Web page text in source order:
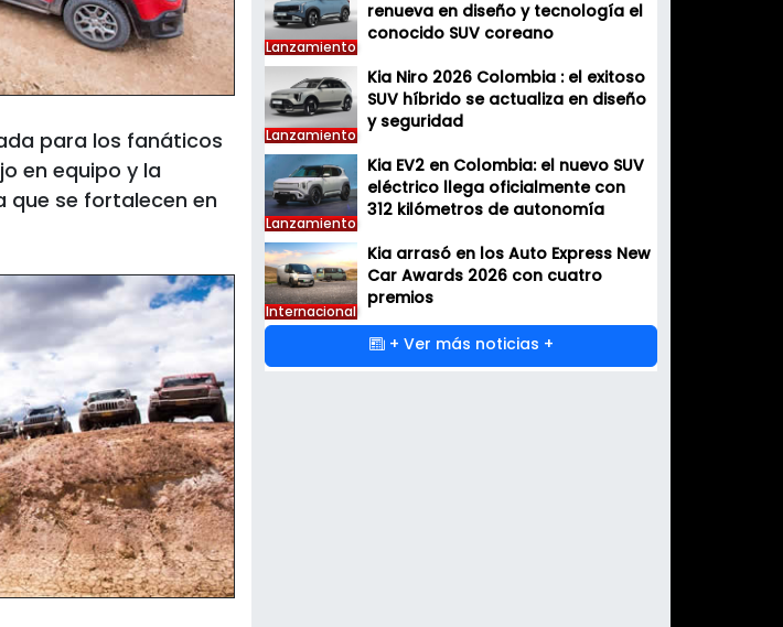
para los fanáticos
en equipo y la
que se fortalecen en
Lanzamiento
renueva en diseño y tecnología el
conocido SUV coreano
Lanzamiento
Kia Niro 2026 Colombia : el exitoso
SUV híbrido se actualiza en diseño
y seguridad
Lanzamiento
Kia EV2 en Colombia: el nuevo SUV
eléctrico llega oficialmente con
312 kilómetros de autonomía
Internacional
Kia arrasó en los Auto Express New
Car Awards 2026 con cuatro
premios
+ Ver más noticias +